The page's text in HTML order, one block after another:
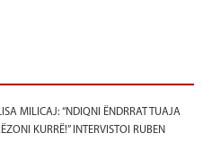
MILICAJ: “NDIQNI ËNDRRAT TUAJA
KURRË!” INTERVISTOI RUBEN